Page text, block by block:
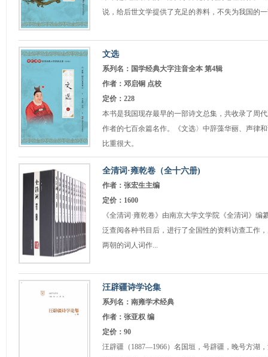
说，给后世文学提供了充足的养料，不失为我国的
文选
系列名：国学经典大字注音全本 第4辑
作者：邓启铜 点校
定价：228
本书是我国现存最早的一部诗文总集，共收录了周
作者的七百余篇名作。《文选〉中辞藻华丽、声律
比重很大。
全清词·雍乾卷（全十六册)
作者：张宏生主编
定价：1600
《全清词·雍乾卷》由南京大学文学院《全清词》
泛查阅各种书目后，进行了全国性的资料访查工作
两朝的词人词作...
汪辟疆诗学论集
系列名：南雍学术经典
作者：张亚权 编
定价：90
汪辟疆（1887—1966）名国垣，号辟疆，晚号方湖